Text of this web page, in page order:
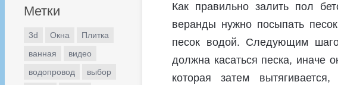
Метки
3d Окна
Плитка
ванная
видео
водопровод
выбор
Как правильно залить пол
веранды нужно посыпать
песок водой. Следующим
должна касаться песка, иначе
которая затем